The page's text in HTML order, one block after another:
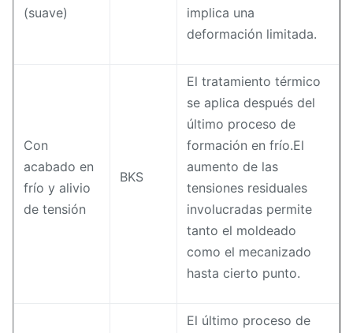
(suave)
implica una
deformación limitada.
Con
acabado en
frío y alivio
de tensión
BKS
El tratamiento térmico
se aplica después del
último proceso de
formación en frío.El
aumento de las
tensiones residuales
involucradas permite
tanto el moldeado
como el mecanizado
hasta cierto punto.
El último proceso de